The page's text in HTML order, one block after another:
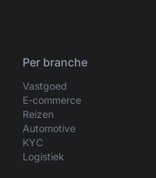
Per branche
Vastgoed
E-commerce
Reizen
Automotive
KYC
Logistiek